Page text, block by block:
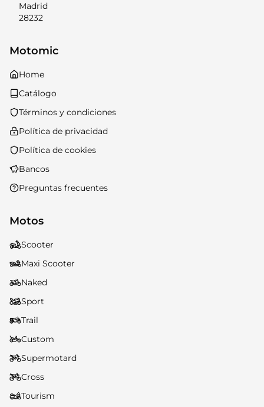
Madrid
28232
Motomic
Home
Catálogo
Términos y condiciones
Política de privacidad
Política de cookies
Bancos
Preguntas frecuentes
Motos
Scooter
Maxi Scooter
Naked
Sport
Trail
Custom
Supermotard
Cross
Tourism